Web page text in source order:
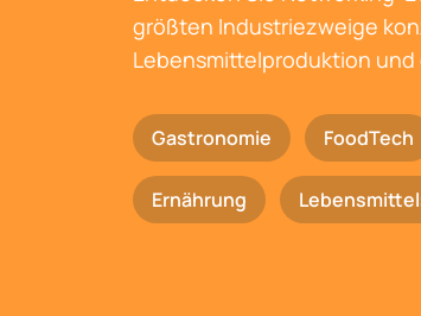
größten Industriezweige
Lebensmittelproduktion und
Gastronomie FoodTech
Ernährung